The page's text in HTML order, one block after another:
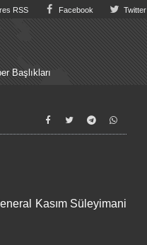
RSS Facebook Twitter
Başlıkları
Kasım Süleyimani